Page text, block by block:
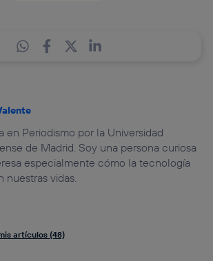
en Periodismo por la Universidad
de Madrid. Soy una persona curiosa
especialmente cómo la tecnología
nuestras vidas.
artículos (48)